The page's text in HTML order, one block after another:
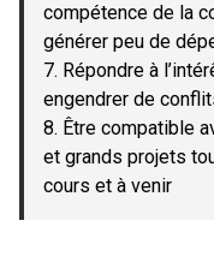
compétence de la
générer peu de
7. Répondre à
engendrer de
8. Être compatible
et grands projets
cours et à venir